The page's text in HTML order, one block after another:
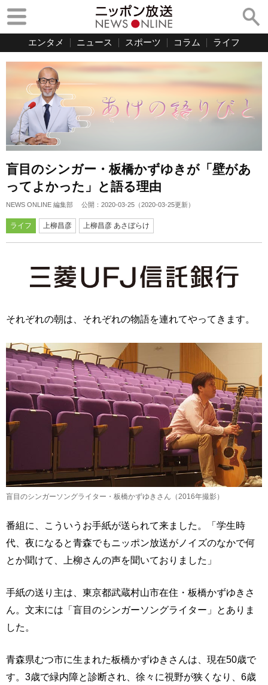
エンタメ ニュース スポーツ コラム ライフ
盲目のシンガー・板橋かずゆきが「壁があ
ってよかった」と語る理由
NEWS ONLINE 編集部 公開： 2020-03-25 （2020-03-25更新）
ライフ 上柳昌彦 上柳昌彦 あさぼらけ
それぞれの朝は、それぞれの物語を連れてやってきます。
盲目のシンガーソングライター・板橋かずゆきさん（2016年撮影）
番組に、こういうお手紙が送られて来ました。「学生時
代、夜になると青森でもニッポン放送がノイズのなかで何
とか聞けて、上柳さんの声を聞いておりました」
手紙の送り主は、東京都武蔵村山市在住・板橋かずゆきさ
ん。文末には「盲目のシンガーソングライター」とありま
した。
青森県むつ市に生まれた板橋かずゆきさんは、現在50歳で
す。3歳で緑内障と診断され、徐々に視野が狭くなり、6歳